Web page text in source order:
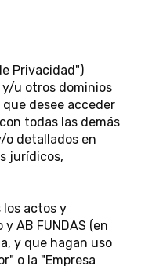
Privacidad")
y/u otros dominios
desee acceder
todas las demás
o detallados en
jurídicos,
los actos y
AB FUNDAS (en
y que hagan uso
o la "Empresa